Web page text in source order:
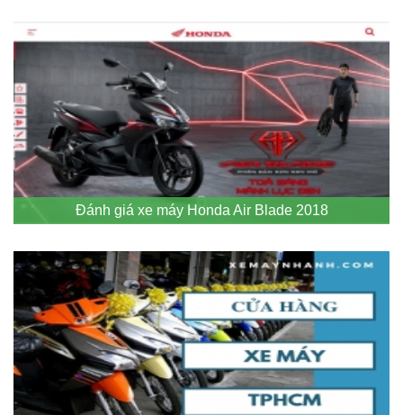
Đánh giá xe máy Honda Air Blade 2018